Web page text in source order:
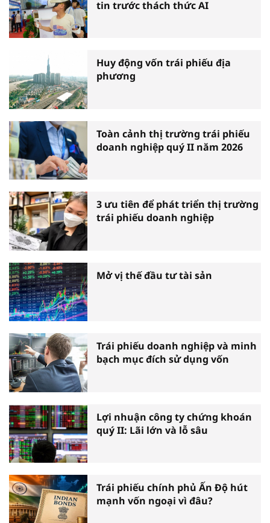
tin trước thách thức AI
Huy động vốn trái phiếu địa
phương
Toàn cảnh thị trường trái phiếu
doanh nghiệp quý II năm 2026
3 ưu tiên để phát triển thị trường
trái phiếu doanh nghiệp
Mở vị thế đầu tư tài sản
Trái phiếu doanh nghiệp và minh
bạch mục đích sử dụng vốn
Lợi nhuận công ty chứng khoán
quý II: Lãi lớn và lỗ sâu
Trái phiếu chính phủ Ấn Độ hút
mạnh vốn ngoại vì đâu?